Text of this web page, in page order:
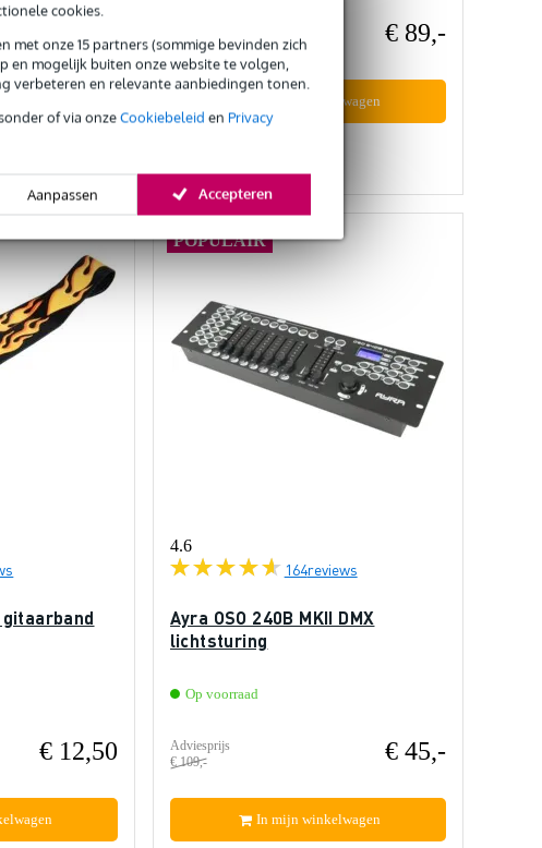
cookies.
met onze 15 partners (sommige bevinden zich
en mogelijk buiten onze website te volgen,
verbeteren en relevante aanbiedingen tonen.
of via onzeCookiebeleid en Privacy
Aanpassen Accepteren
€ 19,-
€ 142,-
€ 89,-
In mijn winkelwagen
gitaarband
€ 12,50
POPULAIR
4.6
164reviews
Ayra OSO 240B MKII DMX
lichtsturing
Op voorraad
Adviesprijs
€ 109,-
€ 45,-
In mijn winkelwagen